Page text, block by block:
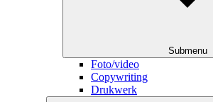
Submenu
Foto/video
Copywriting
Drukwerk